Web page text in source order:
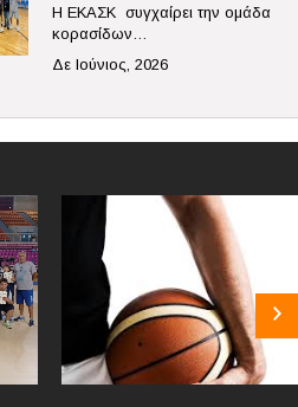
Η ΕΚΑΣΚ συγχαίρει την ομάδα
κορασίδων…
Δε Ιούνιος, 2026